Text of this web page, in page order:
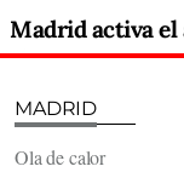
MADRID
Ola de calor